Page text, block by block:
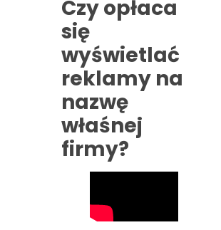
Czy opłaca
się
wyświetlać
reklamy na
nazwę
właśnej
firmy?